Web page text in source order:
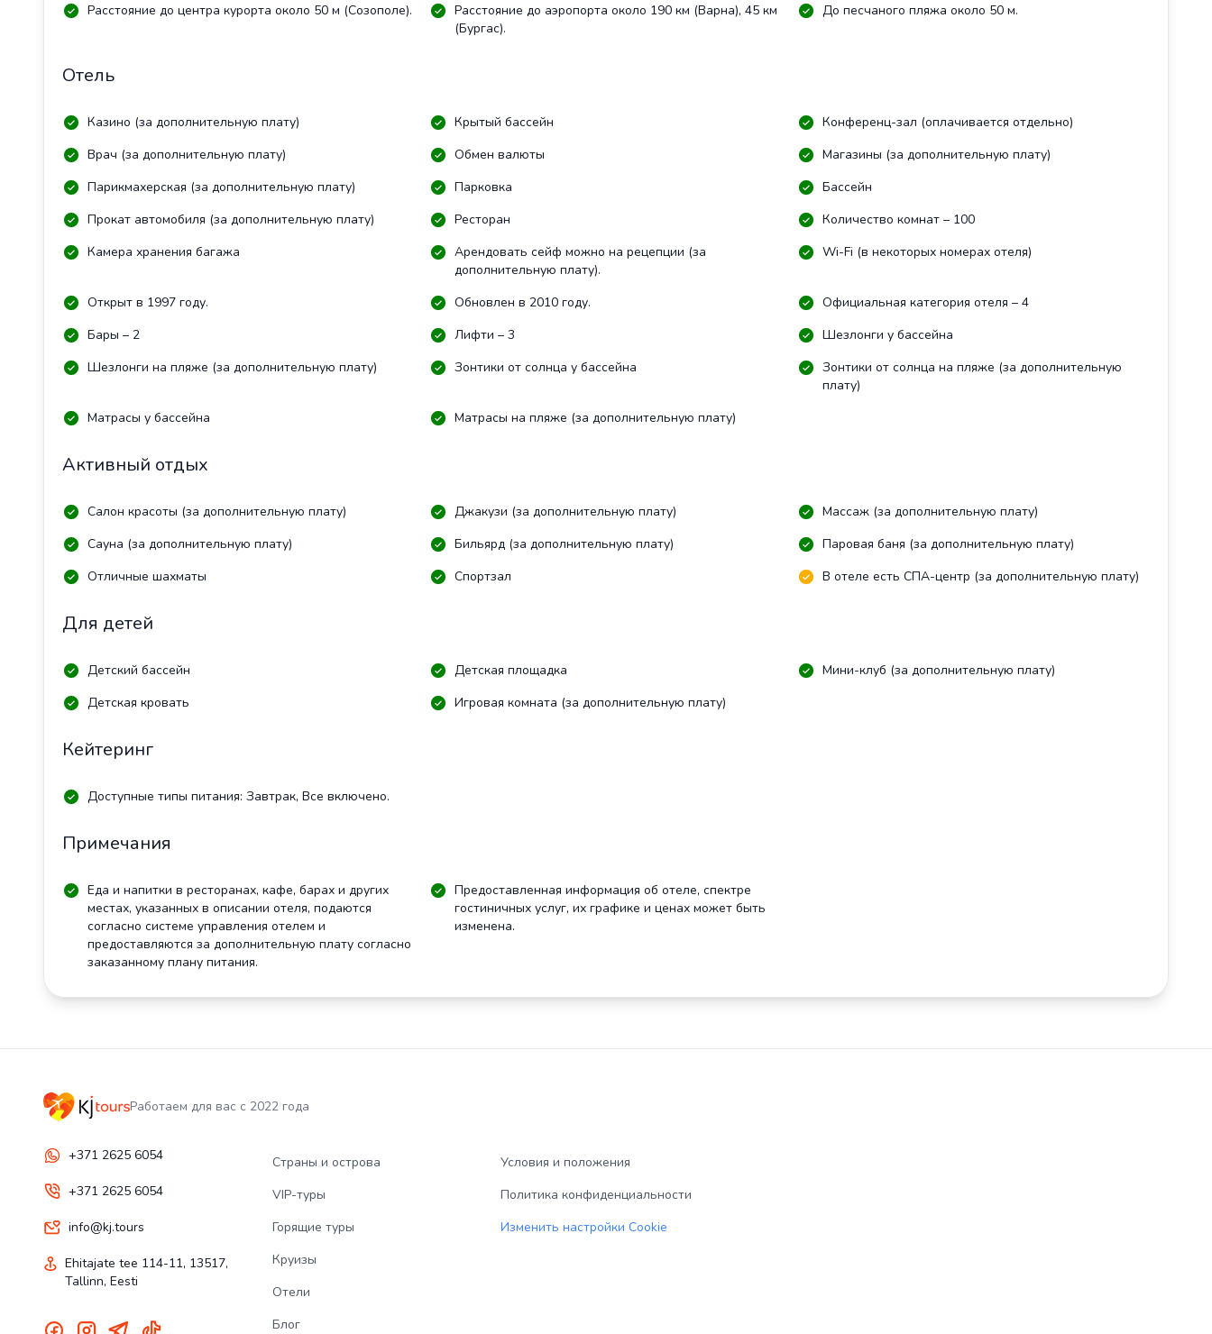
Расстояние до центра курорта около 50 м (Созополе).
Расстояние до аэропорта около 190 км (Варна), 45 км
(Бургас).
До песчаного пляжа около 50 м.
Отель
Казино (за дополнительную плату) Крытый бассейн
Конференц-зал (оплачивается отдельно)
Врач (за дополнительную плату)
Обмен валюты
Магазины (за дополнительную плату)
Парикмахерская (за дополнительную плату)
Парковка
Бассейн
Прокат автомобиля (за дополнительную плату)
Ресторан
Количество комнат – 100
Камера хранения багажа
Арендовать сейф можно на рецепции (за
дополнительную плату).
Wi-Fi (в некоторых номерах отеля)
Открыт в 1997 году. Обновлен в 2010 году.
Официальная категория отеля – 4
Бары – 2
Лифти – 3
Шезлонги у бассейна
Шезлонги на пляже (за дополнительную плату)
Зонтики от солнца у бассейна
Зонтики от солнца на пляже (за дополнительную
плату)
Матрасы у бассейна
Матрасы на пляже (за дополнительную плату)
Активный отдых
Салон красоты (за дополнительную плату) Джакузи (за дополнительную плату)
Массаж (за дополнительную плату)
Сауна (за дополнительную плату)
Бильярд (за дополнительную плату)
Паровая баня (за дополнительную плату)
Отличные шахматы
Спортзал В отеле есть СПА-центр (за дополнительную плату)
Для детей
Детский бассейн Детская площадка
Мини-клуб (за дополнительную плату)
Детская кровать
Игровая комната (за дополнительную плату)
Кейтеринг
Доступные типы питания: Завтрак, Все включено.
Примечания
Еда и напитки в ресторанах, кафе, барах и других
местах, указанных в описании отеля, подаются
согласно системе управления отелем и
предоставляются за дополнительную плату согласно
заказанному плану питания.
Предоставленная информация об отеле, спектре
гостиничных услуг, их графике и ценах может быть
изменена.
Работаем для вас с 2022 года
+371 2625 6054
+371 2625 6054
info@kj.tours
Ehitajate tee 114-11, 13517,
Tallinn, Eesti
Страны и острова
VIP-туры
Горящие туры
Круизы
Отели
Блог
Условия и положения
Политика конфиденциальности
Изменить настройки Cookie